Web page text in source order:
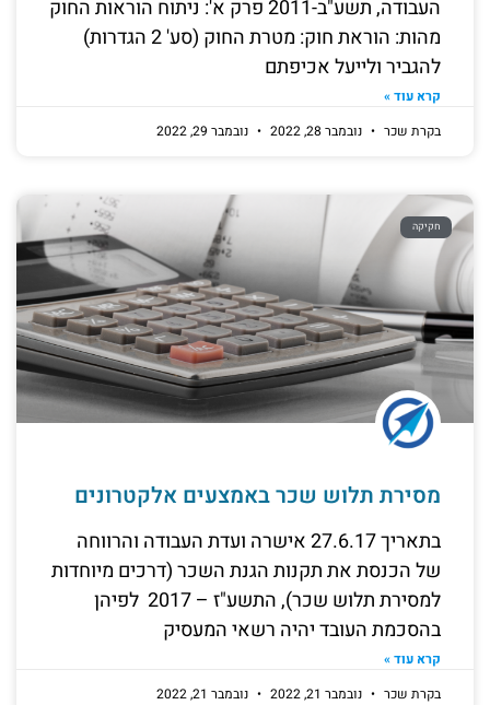
העבודה, תשע"ב-2011 פרק א': ניתוח הוראות החוק
מהות: הוראת חוק: מטרת החוק (סע' 2 הגדרות)
להגביר ולייעל אכיפתם
קרא עוד »
בקרת שכר
נובמבר 28, 2022 נובמבר 29, 2022
חקיקה
מסירת תלוש שכר באמצעים אלקטרונים
בתאריך 27.6.17 אישרה ועדת העבודה והרווחה
של הכנסת את תקנות הגנת השכר (דרכים מיוחדות
למסירת תלוש שכר), התשע"ז – 2017 לפיהן
בהסכמת העובד יהיה רשאי המעסיק
קרא עוד »
בקרת שכר
נובמבר 21, 2022 נובמבר 21, 2022